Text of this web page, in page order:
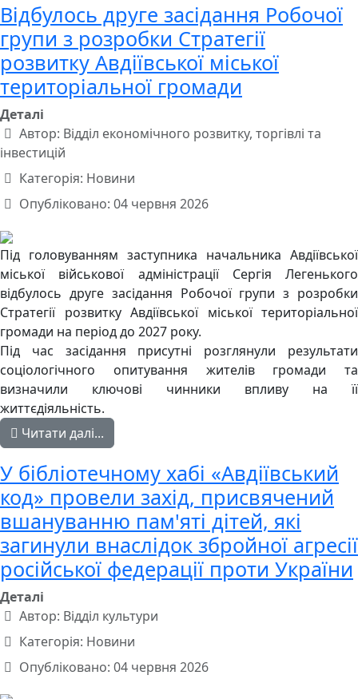
Відбулось друге засідання Робочої
групи з розробки Стратегії
розвитку Авдіївської міської
територіальної громади
Деталі
Автор: Відділ економічного розвитку, торгівлі та
інвестицій
Категорія: Новини
Опубліковано: 04 червня 2026
Під головуванням заступника начальника Авдіївської
міської військової адміністрації Сергія Легенького
відбулось друге засідання Робочої групи з розробки
Стратегії розвитку Авдіївської міської територіальної
громади на період до 2027 року.
Під час засідання присутні розглянули результати
соціологічного опитування жителів громади та
визначили ключові чинники впливу на її
життєдіяльність.
Читати далі...
У бібліотечному хабі «Авдіївський
код» провели захід, присвячений
вшануванню пам'яті дітей, які
загинули внаслідок збройної агресії
російської федерації проти України
Деталі
Автор: Відділ культури
Категорія: Новини
Опубліковано: 04 червня 2026